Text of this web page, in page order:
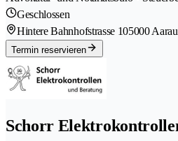
Geschlossen
Hintere Bahnhofstrasse 105000 Aarau
Termin reservieren
Schorr